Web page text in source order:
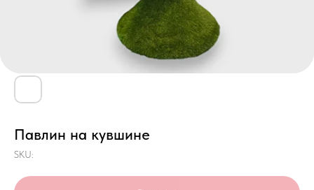
Павлин на кувшине
SKU: